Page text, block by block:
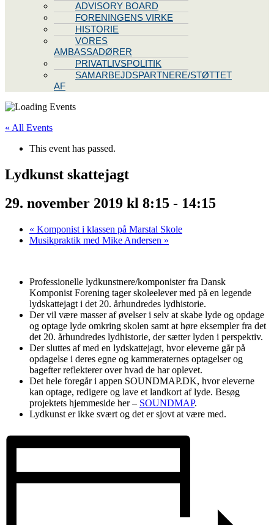
ADVISORY BOARD
FORENINGENS VIRKE
HISTORIE
VORES
AMBASSADØRER
PRIVATLIVSPOLITIK
SAMARBEJDSPARTNERE/STØTTET
AF
« All Events
This event has passed.
Lydkunst skattejagt
29. november 2019 kl 8:15 - 14:15
« Komponist i klassen på Marstal Skole
Musikpraktik med Mike Andersen »
Professionelle lydkunstnere/komponister fra Dansk
Komponist Forening tager skoleelevermed på en legende
lydskattejagt i det 20. århundredes lydhistorie.
Der vil være masser af øvelser i selv at skabe lyde og opdage
og optage lyde omkring skolen samt at høre eksempler fra det
det 20. århundredes lydhistorie, der sætter lyden i perspektiv.
Der sluttes af med en lydskattejagt, hvor eleverne går på
opdagelse i deres egne og kammeraternes optagelser og
bagefter reflekterer over hvad de har oplevet.
Det hele foregår i appen SOUNDMAP.DK, hvor eleverne
kan optage, redigere og lave et landkort af lyde. Besøg
projektets hjemmeside her – SOUNDMAP.
Lydkunst er ikke svært og det er sjovt at være med.